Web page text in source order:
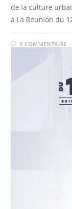
de la culture
à La Réunion du
0 COMMENTAIRE